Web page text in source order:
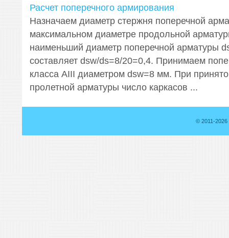
Расчет поперечного армирования
Назначаем диаметр стержня поперечной
максимальном диаметре продольной
наименьший диаметр поперечной арматуры
составляет dsw/ds=8/20=0,4. Принимаем
класса АIII диаметром dsw=8 мм. При
пролетной арматуры число каркасов ...
© 2011-2026